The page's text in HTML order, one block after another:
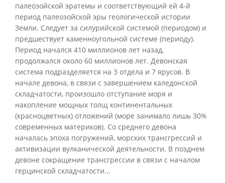
палеозойской эратемы и соответствующий ей 4-й
период палеозойской эры геологической истории
Земли. Следует за силурийской системой (периодом) и
предшествует каменноугольной системе (периоду).
Период начался 410 миллионов лет назад,
продолжался около 60 миллионов лет. Девонская
система подразделяется на 3 отдела и 7 ярусов. В
начале девона, в связи с завершением каледонской
складчатости, произошло отступание моря и
накопление мощных толщ континентальных
(красноцветных) отложений (море занимало лишь 30%
современных материков). Со среднего девона
началась эпоха погружений, морских трансгрессий и
активизации вулканической деятельности. В позднем
девоне сокращение трансгрессии в связи с началом
герцинской складчатости...